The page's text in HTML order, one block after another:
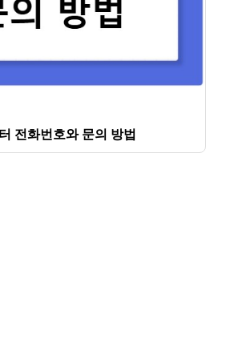
전화번호와 문의 방법